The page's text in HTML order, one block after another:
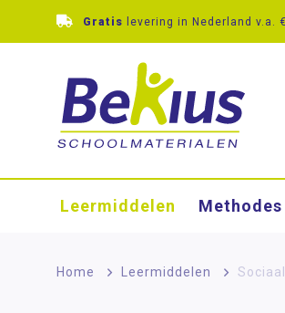
Gratis levering in Nederland v.a.
Leermiddelen Methodes
Home > Leermiddelen >